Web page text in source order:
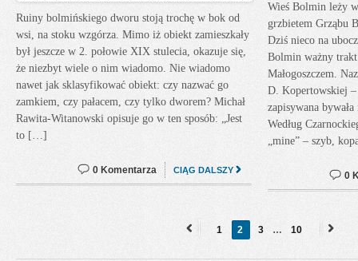
Ruiny bolmińskiego dworu stoją trochę w bok od
wsi, na stoku wzgórza. Mimo iż obiekt zamieszkały
był jeszcze w 2. połowie XIX stulecia, okazuje się,
że niezbyt wiele o nim wiadomo. Nie wiadomo
nawet jak sklasyfikować obiekt: czy nazwać go
zamkiem, czy pałacem, czy tylko dworem? Michał
Rawita-Witanowski opisuje go w ten sposób: „Jest
to […]
CIĄG DALSZY
0 Komentarza
Wieś Bolmin leży
grzbietem Grząbu
Dziś nieco na
Bolmin ważny trakt
Małogoszczem.
D. Kopertowskiej
zapisywana
Według
„mine” – szyb,
0
Previous
1 2 3 …
10
»